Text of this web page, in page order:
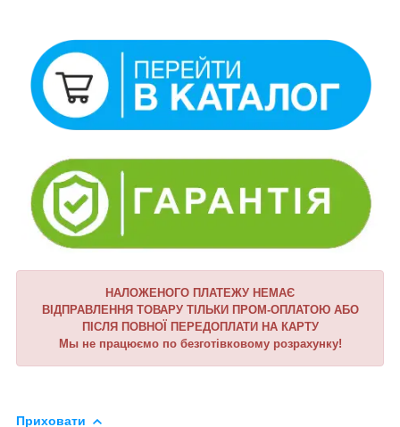
НАЛОЖЕНОГО ПЛАТЕЖУ НЕМАЄ
ВІДПРАВЛЕННЯ ТОВАРУ ТІЛЬКИ ПРОМ-ОПЛАТОЮ АБО
ПІСЛЯ ПОВНОЇ ПЕРЕДОПЛАТИ НА КАРТУ
Мы не працюємо по безготівковому розрахунку!
Приховати